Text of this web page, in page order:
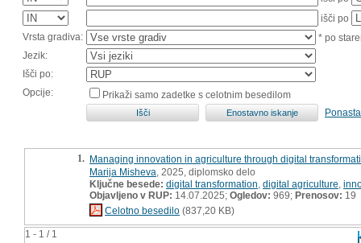
išči po
Vrsta gradiva:
* po
Jezik:
Išči po:
Opcije:
Prikaži samo zadetke s celotnim besedilom
1 - 1 / 1
1. Managing innovation in agriculture through digital
Marija Misheva , 2025, diplomsko delo
Ključne besede: digital transformation digital agriculture
Objavljeno v RUP: 14.07.2025; Ogledov: 969; Prenosov: 19
Celotno besedilo (837,20 KB)